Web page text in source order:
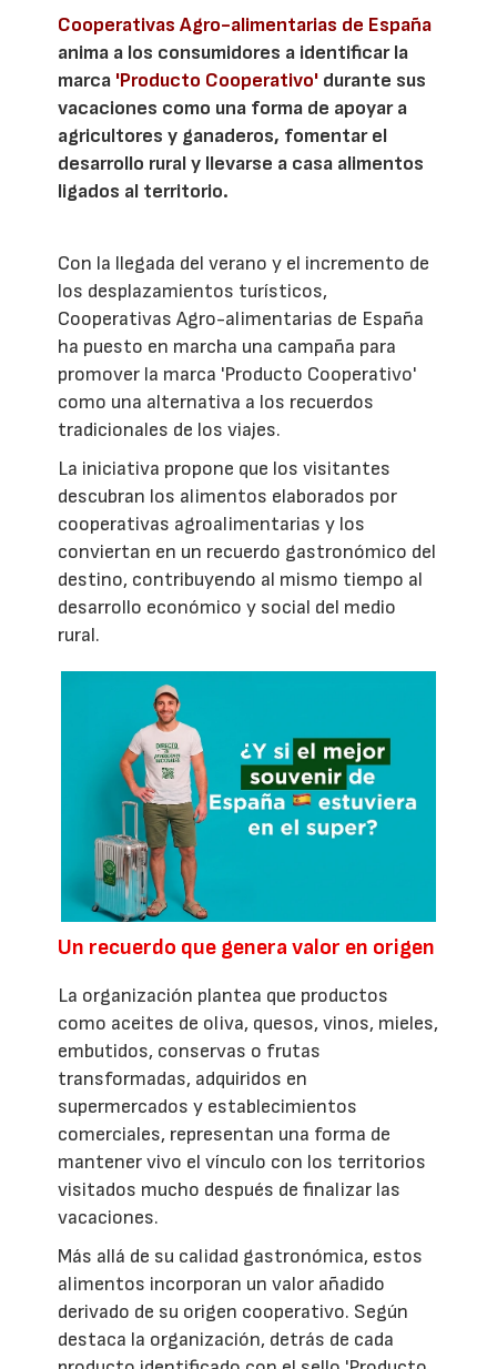
Cooperativas Agro-alimentarias de España
anima a los consumidores a identificar la
marca 'Producto Cooperativo' durante sus
vacaciones como una forma de apoyar a
agricultores y ganaderos, fomentar el
desarrollo rural y llevarse a casa alimentos
ligados al territorio.
Con la llegada del verano y el incremento de
los desplazamientos turísticos,
Cooperativas Agro-alimentarias de España
ha puesto en marcha una campaña para
promover la marca 'Producto Cooperativo'
como una alternativa a los recuerdos
tradicionales de los viajes.
La iniciativa propone que los visitantes
descubran los alimentos elaborados por
cooperativas agroalimentarias y los
conviertan en un recuerdo gastronómico del
destino, contribuyendo al mismo tiempo al
desarrollo económico y social del medio
rural.
Un recuerdo que genera valor en origen
La organización plantea que productos
como aceites de oliva, quesos, vinos, mieles,
embutidos, conservas o frutas
transformadas, adquiridos en
supermercados y establecimientos
comerciales, representan una forma de
mantener vivo el vínculo con los territorios
visitados mucho después de finalizar las
vacaciones.
Más allá de su calidad gastronómica, estos
alimentos incorporan un valor añadido
derivado de su origen cooperativo. Según
destaca la organización, detrás de cada